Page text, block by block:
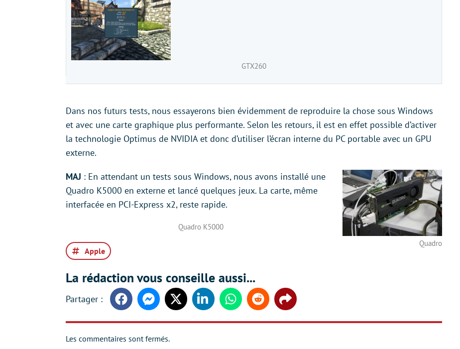
GTX260
Dans nos futurs tests, nous essayerons bien évidemment de reproduire la chose sous Windows
et avec une carte graphique plus performante. Selon les retours, il est en effet possible d’activer
la technologie Optimus de NVIDIA et donc d’utiliser l’écran interne du PC portable avec un GPU
externe.
Quadro
MAJ : En attendant un tests sous Windows, nous avons installé une
Quadro K5000 en externe et lancé quelques jeux. La carte, même
interfacée en PCI-Express x2, reste rapide.
Quadro K5000
Apple
La rédaction vous conseille aussi...
FacebookMessengerTwitter LinkedinWhatsappReddit Share
Les commentaires sont fermés.